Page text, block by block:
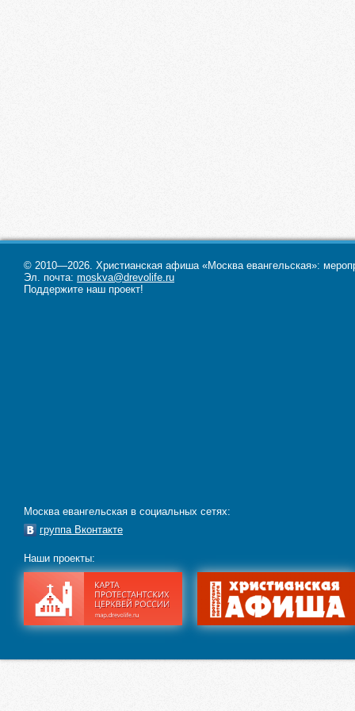
© 2010—2026. Христианская афиша «Москва евангельская»:
Эл. почта: moskva@drevolife.ru
Поддержите наш проект!
Москва евангельская в социальных сетях:
группа Вконтакте
Наши проекты: